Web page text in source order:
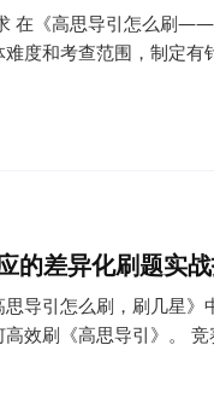
在《高思导引怎么刷
度和考查范围，制定
的差异化刷题实
导引怎么刷，刷几星
效刷《高思导引》。